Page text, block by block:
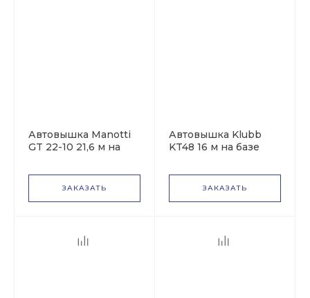
Автовышка Manotti
GT 22-10 21,6 м на
ЗАКАЗАТЬ
Автовышка Klubb
KT48 16 м на базе
ЗАКАЗАТЬ